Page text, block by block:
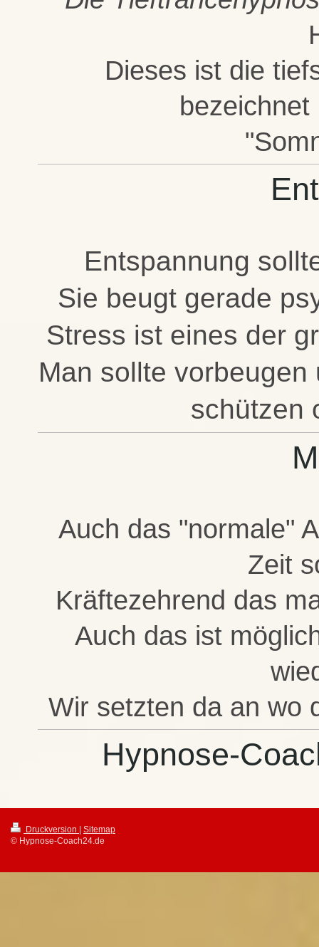
Dieses ist die
Entspannung
Sie beugt gerade
Stress ist eines der
Man sollte
schützen
Auch das "normale"
Zeit
Kräftezehrend das
Auch das ist
Wir setzten da an wo
Hypnose-
Druckversion
Sitemap
© Hypnose-Coach24.de